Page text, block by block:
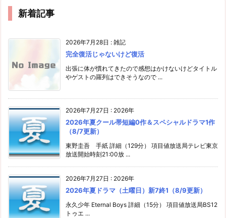
新着記事
2026年7月28日 : 雑記
完全復活じゃないけど復活
出張に体が慣れてきたので感想はかけないけどタイトル
やゲストの羅列はできそうなので ...
2026年7月27日 : 2026年
2026年夏クール帯短編0作＆スペシャルドラマ1作
（8/7更新）
東野圭吾 手紙 詳細（129分） 項目値放送局テレビ東京
放送開始時刻21:00放 ...
2026年7月27日 : 2026年
2026年夏ドラマ（土曜日）新7終1（8/9更新）
永久少年 Eternal Boys 詳細（15分） 項目値放送局BS12
トゥエ ...